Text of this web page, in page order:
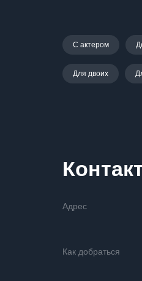
С актером
Для двоих
Адрес
Как добраться